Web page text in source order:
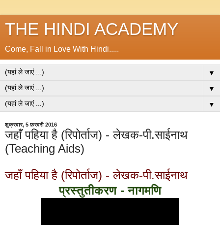
THE HINDI ACADEMY
Come, Fall in Love With Hindi.....
▼
▼
▼
शुक्रवार, 5 फ़रवरी 2016
जहाँ पहिया है (रिपोर्ताज) - लेखक-पी.साईनाथ
(Teaching Aids)
जहाँ पहिया है (रिपोर्ताज) - लेखक-पी.साईनाथ
प्रस्तुतीकरण - नागमणि